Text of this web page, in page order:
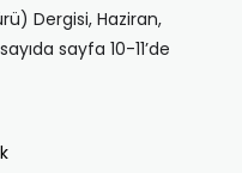
Dergisi, Haziran,
sayfa 10-11’de